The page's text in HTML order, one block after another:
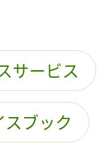
サービス
スブック